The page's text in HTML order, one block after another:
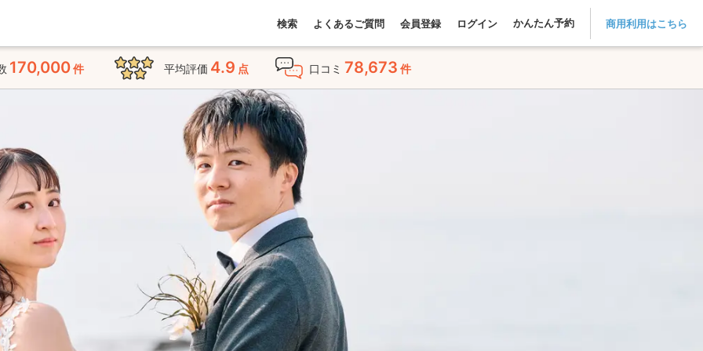
検索 よくあるご質問 会員登録 ログイン かんたん予約 商用利用はこちら
170,000件 平均評価 4.9 点 口コミ 78,673 件